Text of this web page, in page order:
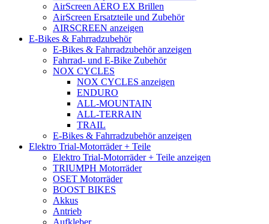
AirScreen AERO EX Brillen
AirScreen Ersatzteile und Zubehör
AIRSCREEN anzeigen
E-Bikes & Fahrradzubehör
E-Bikes & Fahrradzubehör anzeigen
Fahrrad- und E-Bike Zubehör
NOX CYCLES
NOX CYCLES anzeigen
ENDURO
ALL-MOUNTAIN
ALL-TERRAIN
TRAIL
E-Bikes & Fahrradzubehör anzeigen
Elektro Trial-Motorräder + Teile
Elektro Trial-Motorräder + Teile anzeigen
TRIUMPH Motorräder
OSET Motorräder
BOOST BIKES
Akkus
Antrieb
Aufkleber